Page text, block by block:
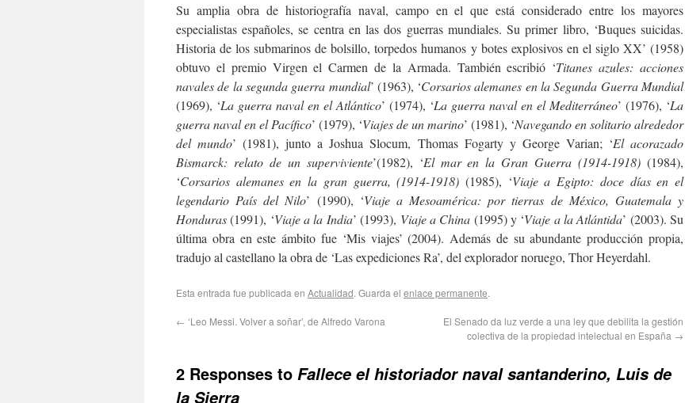
Su amplia obra de historiografía naval, campo en el que está considerado entre los mayores
especialistas españoles, se centra en las dos guerras mundiales. Su primer libro, ‘Buques suicidas.
Historia de los submarinos de bolsillo, torpedos humanos y botes explosivos en el siglo XX’ (1958)
obtuvo el premio Virgen el Carmen de la Armada. También escribió ‘Titanes azules: acciones
navales de la segunda guerra mundial’ (1963), ‘Corsarios alemanes en la Segunda Guerra Mundial
(1969), ‘La guerra naval en el Atlántico’ (1974), ‘La guerra naval en el Mediterráneo’ (1976), ‘La
guerra naval en el Pacífico’ (1979), ‘Viajes de un marino’ (1981), ‘Navegando en solitario alrededor
del mundo’ (1981), junto a Joshua Slocum, Thomas Fogarty y George Varian; ‘El acorazado
Bismarck: relato de un superviviente’(1982), ‘El mar en la Gran Guerra (1914-1918) (1984),
‘Corsarios alemanes en la gran guerra, (1914-1918) (1985), ‘Viaje a Egipto: doce días en el
legendario País del Nilo’ (1990), ‘Viaje a Mesoamérica: por tierras de México, Guatemala y
Honduras(1991), ‘Viaje a la India’ (1993), Viaje a China (1995) y ‘Viaje a la Atlántida’ (2003). Su
última obra en este ámbito fue ‘Mis viajes’ (2004). Además de su abundante producción propia,
tradujo al castellano la obra de ‘Las expediciones Ra’, del explorador noruego, Thor Heyerdahl.
Esta entrada fue publicada en Actualidad. Guarda el enlace permanente.
← ‘Leo Messi. Volver a soñar’, de Alfredo Varona
El Senado da luz verde a una ley que debilita la gestión
colectiva de la propiedad intelectual en España →
2 Responses to Fallece el historiador naval santanderino, Luis de
la Sierra